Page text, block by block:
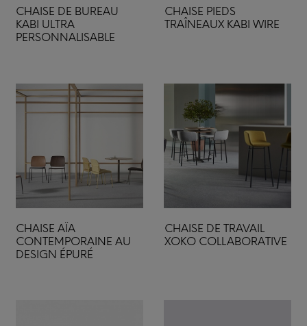
CHAISE DE BUREAU
KABI ULTRA
PERSONNALISABLE
CHAISE PIEDS
TRAÎNEAUX KABI WIRE
CHAISE AÏA
CONTEMPORAINE AU
DESIGN ÉPURÉ
CHAISE DE TRAVAIL
XOKO COLLABORATIVE